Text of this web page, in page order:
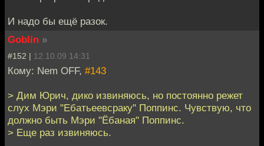
И надо бы ещё разок.
Goblin »
#152 | 12.10.09 14:31
Кому: Nem OFF, #143
> Дим Юрич, дико извиняюсь, но постоянно режет
слух Мэри "Ебатьеевсраку" Поппинс. Чувствую, что
должно быть Мэри "Ёбаная" Поппинс.
> Еще раз извиняюсь.